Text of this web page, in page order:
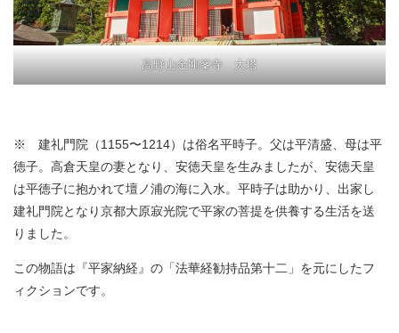
高野山金剛峯寺 大塔
※ 建礼門院（1155〜1214）は俗名平時子。父は平清盛、母は平
徳子。高倉天皇の妻となり、安徳天皇を生みましたが、安徳天皇
は平徳子に抱かれて壇ノ浦の海に入水。平時子は助かり、出家し
建礼門院となり京都大原寂光院で平家の菩提を供養する生活を送
りました。
この物語は『平家納経』の「法華経勧持品第十二」を元にしたフ
ィクションです。